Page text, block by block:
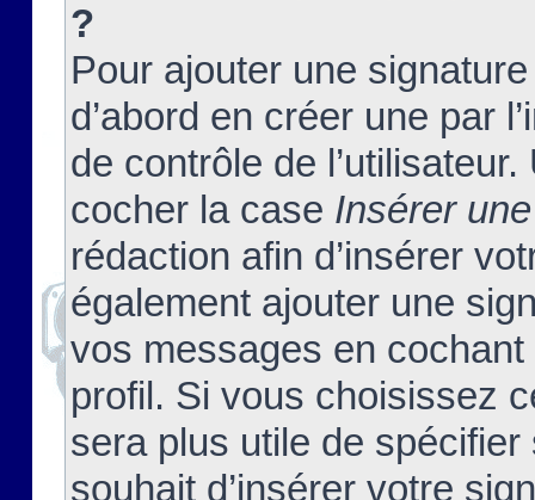
?
Pour ajouter une
d’abord en créer une par
de contrôle de
cocher la case Insérer
rédaction afin d’insérer
également ajouter une
vos messages en
profil. Si vous choisissez
sera plus utile de
souhait d’insérer votre